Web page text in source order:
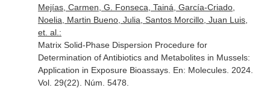
Mejías, Carmen, G. Fonseca, Tainá, García-Criado,
Noelia, Martin Bueno, Julia, Santos Morcillo, Juan Luis,
et. al.:
Matrix Solid-Phase Dispersion Procedure for
Determination of Antibiotics and Metabolites in Mussels:
Application in Exposure Bioassays. En: Molecules. 2024.
Vol. 29(22). Núm. 5478.